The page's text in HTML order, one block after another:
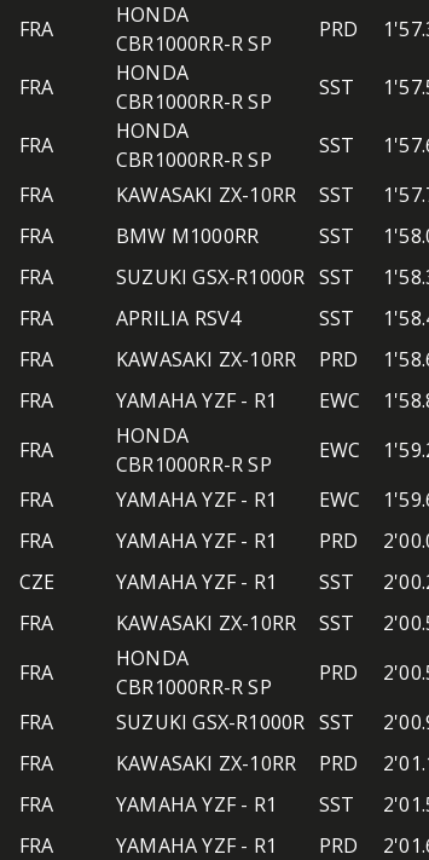
FRA
HONDA
CBR1000RR-R SP
PRD
FRA
HONDA
CBR1000RR-R SP
SST
FRA
HONDA
CBR1000RR-R SP
SST
FRA KAWASAKI ZX-10RR SST
FRA BMW M1000RR SST
FRA SUZUKI GSX-R1000R SST
FRA APRILIA RSV4 SST
FRA KAWASAKI ZX-10RR PRD
FRA YAMAHA YZF - R1 EWC
FRA
HONDA
CBR1000RR-R SP
EWC
FRA YAMAHA YZF - R1 EWC
FRA YAMAHA YZF - R1 PRD
CZE YAMAHA YZF - R1 SST
FRA KAWASAKI ZX-10RR SST
FRA
HONDA
CBR1000RR-R SP
PRD
FRA SUZUKI GSX-R1000R SST
FRA KAWASAKI ZX-10RR PRD
FRA YAMAHA YZF - R1 SST
FRA YAMAHA YZF - R1 PRD